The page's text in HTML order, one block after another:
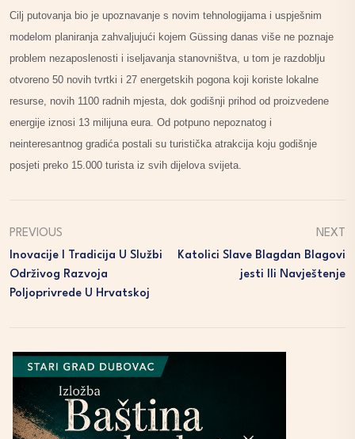
Cilj putovanja bio je upoznavanje s novim tehnologijama i uspješnim
modelom planiranja zahvaljujući kojem Güssing danas više ne poznaje
problem nezaposlenosti i iseljavanja stanovništva, u tom je razdoblju
otvoreno 50 novih tvrtki i 27 energetskih pogona koji koriste lokalne
resurse, novih 1100 radnih mjesta, dok godišnji prihod od proizvedene
energije iznosi 13 milijuna eura. Od potpuno nepoznatog i
neinteresantnog gradića postali su turistička atrakcija koju godišnje
posjeti preko 15.000 turista iz svih dijelova svijeta.
PREVIOUS
Inovacije I Tradicija U Službi
Održivog Razvoja
Poljoprivrede U Hrvatskoj
NEXT
Katolici Slave Blagdan Blagovi
Jesti Ili Navještenje